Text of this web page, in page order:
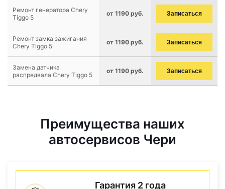
Ремонт генератора Chery
Tiggo 5
от 1190 руб. Записаться
Ремонт замка зажигания
Chery Tiggo 5
от 1190 руб. Записаться
Замена датчика
распредвала Chery Tiggo 5
от 1190 руб. Записаться
Преимущества наших
автосервисов Чери
Гарантия 2 года